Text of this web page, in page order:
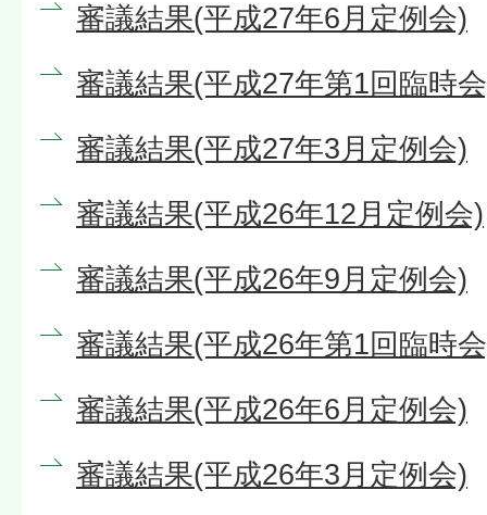
審議結果(平成27年6月定例会)
審議結果(平成27年第1回臨時
審議結果(平成27年3月定例会)
審議結果(平成26年12月定例会)
審議結果(平成26年9月定例会)
審議結果(平成26年第1回臨時
審議結果(平成26年6月定例会)
審議結果(平成26年3月定例会)